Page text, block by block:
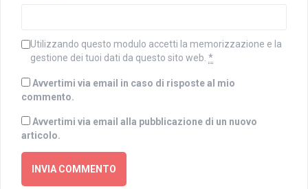
Utilizzando questo modulo accetti la memorizzazione e la
gestione dei tuoi dati da questo sito web. *
Avvertimi via email in caso di risposte al mio
commento.
Avvertimi via email alla pubblicazione di un nuovo
articolo.